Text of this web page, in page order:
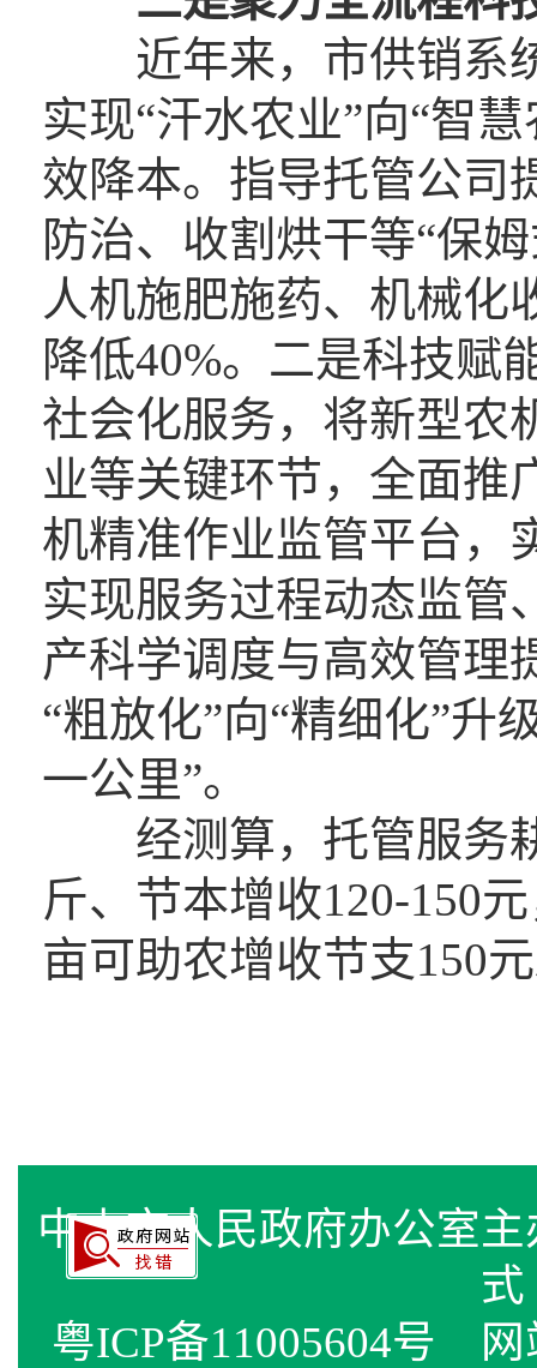
近年来，市供销系统
实现“汗水农业”向“智
效降本。指导托管公司
防治、收割烘干等“保
人机施肥施药、机械化
降低40%。二是科技赋
社会化服务，将新型农
业等关键环节，全面推
机精准作业监管平台，
实现服务过程动态监管
产科学调度与高效管理
“粗放化”向“精细化”升
一公里”。
经测算，托管服务耕
斤、节本增收120-150
亩可助农增收节支150
中山市人民政府办公
式
粤ICP备11005604号 网